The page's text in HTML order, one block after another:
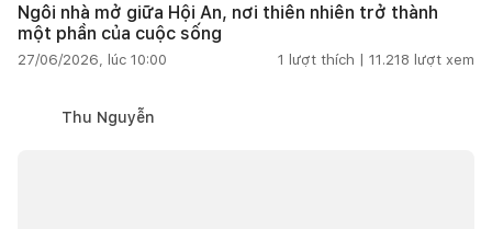
Ngôi nhà mở giữa Hội An, nơi thiên nhiên trở thành
một phần của cuộc sống
27/06/2026, lúc 10:00 1 lượt thích | 11.218 lượt xem
Thu Nguyễn